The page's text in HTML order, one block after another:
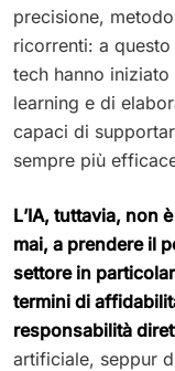
precisione,
ricorrenti: a
tech hanno
learning e di
capaci di
sempre più
L’IA, tuttavia, non
mai, a prendere il
settore in
termini di
responsabilità
artificiale, seppur